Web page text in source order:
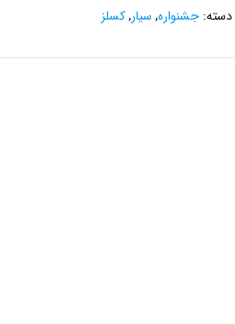
دسته: جشنواره, سیار,کسلز